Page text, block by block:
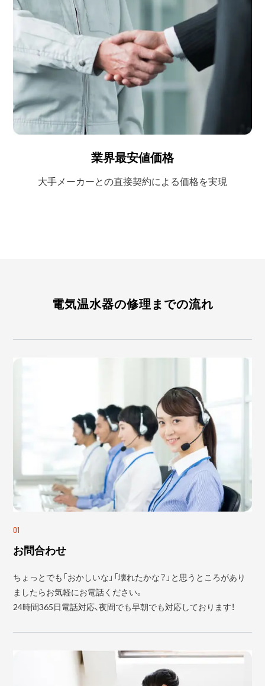
業界最安値価格
大手メーカーとの直接契約による価格を実現
電気温水器の修理までの流れ
01
お問合わせ
ちょっとでも「おかしいな」「壊れたかな？」と思うところがあり
ましたらお気軽にお電話ください。
24時間365日電話対応、夜間でも早朝でも対応しております！